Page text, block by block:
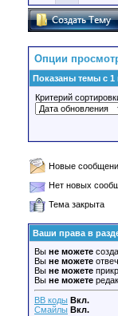
Опции
Показаны темы с 1
Критерий
Новые
Нет новых
Тема закрыта
Ваши права в
Вы не можете
Вы не можете
Вы не можете
Вы не можете
BB коды Вкл.
Смайлы Вкл.